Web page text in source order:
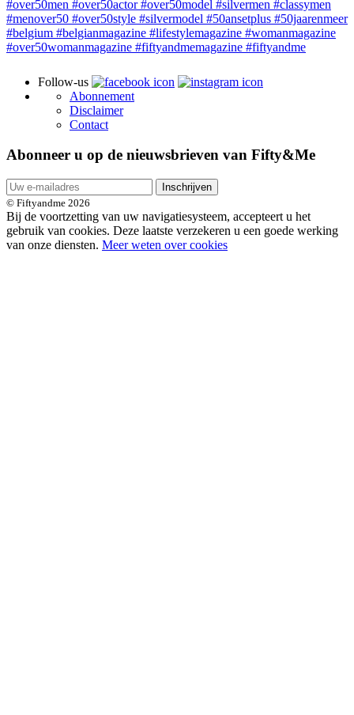
Follow-us
Abonnement
Disclaimer
Contact
Abonneer u op de nieuwsbrieven van Fifty&Me
Inschrijven
© Fiftyandme 2026
Bij de voortzetting van uw navigatiesysteem, accepteert u het
gebruik van cookies. Deze laatste verzekeren u een goede werking
van onze diensten. Meer weten over cookies